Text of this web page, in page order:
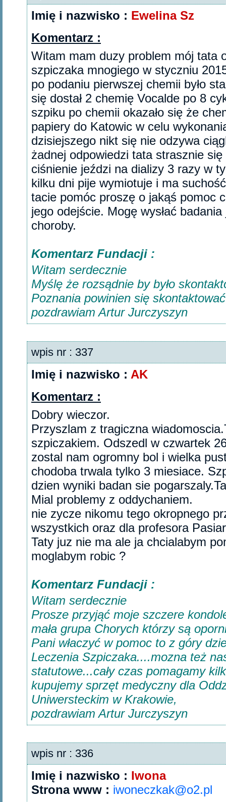
Imię i nazwisko : Ewelina Sz
Komentarz :
Witam mam duzy problem mój tata
szpiczaka mnogiego w styczniu
po podaniu pierwszej chemii było
się dostał 2 chemię Vocalde po 8
szpiku po chemii okazało się że
papiery do Katowic w celu
dzisiejszego nikt się nie odzywa
żadnej odpowiedzi tata strasznie
ciśnienie jeździ na dializy 3 razy w
kilku dni pije wymiotuje i ma
tacie pomóc proszę o jakąś pomoc
jego odejście. Mogę wysłać
choroby.‎
Komentarz Fundacji :
Witam serdecznie
Myślę że rozsądnie by było
Poznania powinien się
pozdrawiam Artur Jurczyszyn
wpis nr : 337
Imię i nazwisko : AK
Komentarz :
Dobry wieczor.
Przyszlam z tragiczna
szpiczakiem. Odszedl w czwartek
zostal nam ogromny bol i wielka
chodoba trwala tylko 3 miesiace.
dzien wyniki badan sie
Mial problemy z oddychaniem.
nie zycze nikomu tego okropnego
wszystkich oraz dla profesora
Taty juz nie ma ale ja chcialabym
moglabym robic ?‎
Komentarz Fundacji :
Witam serdecznie
Prosze przyjąć moje szczere
mała grupa Chorych którzy są
Pani właczyć w pomoc to z góry
Leczenia Szpiczaka....mozna też
statutowe...cały czas pomagamy
kupujemy sprzęt medyczny dla
Uniwersteckim w Krakowie,
pozdrawiam Artur Jurczyszyn
wpis nr : 336
Imię i nazwisko : Iwona
Strona www : iwoneczkak@o2.pl